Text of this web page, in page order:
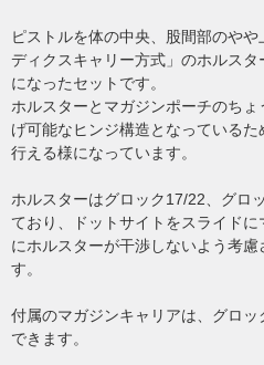
ピストルを体の中央、股間部のや
ディクスキャリー方式」のホルス
になったセットです。
ホルスターとマガジンポーチのち
げ可能なヒンジ構造となっている
行える様になっています。
ホルスターはグロック17/22、グロ
ており、ドットサイトをスライド
にホルスターが干渉しないよう考
す。
付属のマガジンキャリアは、グロ
できます。